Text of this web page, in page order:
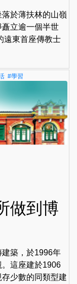
於薄扶林的山嶺
立逾一個半世
遠東首座傳教士
#學習
做到博
築，於1996年
這座建於1906
少數的同類型建